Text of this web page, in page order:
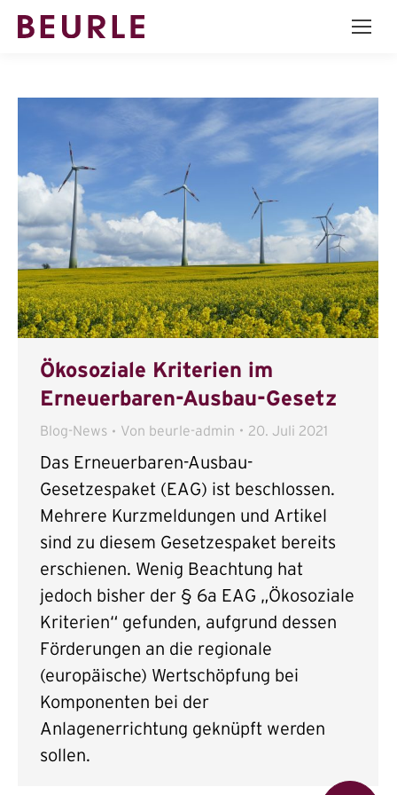
Ökosoziale Kriterien im
Erneuerbaren-Ausbau-Gesetz
Blog-News Von beurle-admin 20. Juli 2021
Das Erneuerbaren-Ausbau-
Gesetzespaket (EAG) ist beschlossen.
Mehrere Kurzmeldungen und Artikel
sind zu diesem Gesetzespaket bereits
erschienen. Wenig Beachtung hat
jedoch bisher der § 6a EAG „Ökosoziale
Kriterien“ gefunden, aufgrund dessen
Förderungen an die regionale
(europäische) Wertschöpfung bei
Komponenten bei der
Anlagenerrichtung geknüpft werden
sollen.